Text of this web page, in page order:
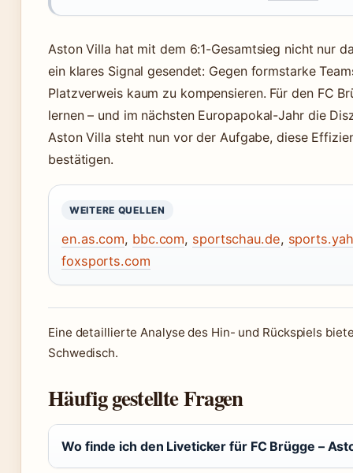
Aston Villa hat mit dem 6:1-Gesamtsieg nicht nur
ein klares Signal gesendet: Gegen formstarke
Platzverweis kaum zu kompensieren. Für den FC
lernen – und im nächsten Europapokal-Jahr die
Aston Villa steht nun vor der Aufgabe, diese
bestätigen.
WEITERE QUELLEN
en.as.com, bbc.com, sportschau.de,
foxsports.com
Eine detaillierte Analyse des Hin- und Rückspiels
Schwedisch.
Häufig gestellte Fragen
Wo finde ich den Liveticker für FC Brügge –